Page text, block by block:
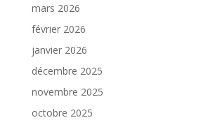
mars 2026
février 2026
janvier 2026
décembre 2025
novembre 2025
octobre 2025